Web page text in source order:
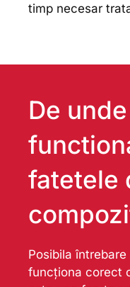
timp necesar
De
fatetele
Posibila
funcționa corect